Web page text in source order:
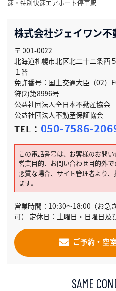
速・特別快速エアポート停車駅
株式会社ジェイワン不
〒 001-0022
北海道札幌市北区北二十二条西
１階
免許番号：国土交通大臣（02
狩(2)第8996号
公益社団法人全日本不動産協会
公益社団法人不動産保証協会
TEL： 050-7586-
この電話番号は、お客様のお問い
営業目的、お問い合わせ目的外で
悪質な場合、サイト管理者より
ます。
営業時間：10:30～18:00（お急
可） 定休日：土曜日・日曜日及
ご予約・空
SAME